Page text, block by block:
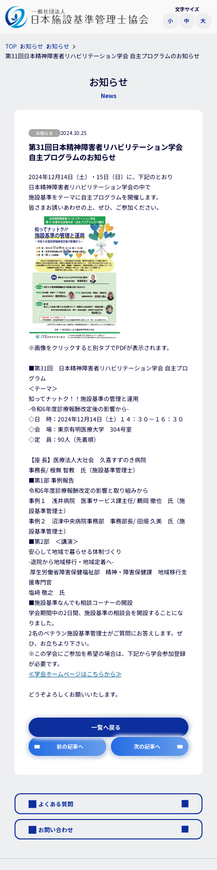
文字サイズ
小 中 大
TOP お知らせ お知らせ
第31回日本精神障害者リハビリテーション学会 自主プログラムのお知らせ
お知らせ
News
お知らせ 2024.10.25
第31回日本精神障害者リハビリテーション学会
自主プログラムのお知らせ
2024年12月14日（土）・15日（日）に、下記のとおり
日本精神障害者リハビリテーション学会の中で
施設基準をテーマに自主プログラムを開催します。
皆さまお誘いあわせの上、ぜひ、ご参加ください。
※画像をクリックすると別タブでPDFが表示されます。
■第31回 日本精神障害者リハビリテーション学会 自主プロ
グラム
＜テーマ＞
知ってナットク！！施設基準の管理と運用
-令和6年度診療報酬改定後の影響から-
◇日 時：2024年12月14日（土）１４：３０－１６：３０
◇会 場：東京有明医療大学 304号室
◇定 員：90人（先着順）
【座 長】医療法人大壮会 久喜すずのき病院
事務長/ 根無 智教 氏（施設基準管理士）
■第1部 事例報告
令和6年度診療報酬改定の影響と取り組みから
事例１ 浅井病院 医事サービス課主任/ 鶴岡 徹也 氏（施
設基準管理士）
事例２ 沼津中央病院事務部 事務部長/ 田畑 久美 氏（施
設基準管理士）
■第2部 ＜講演＞
安心して地域で暮らせる体制づくり
-退院から地域移行・地域定着へ-
厚生労働省障害保健福祉部 精神・障害保健課 地域移行支
援専門官
塩﨑 敬之 氏
■施設基準なんでも相談コーナーの開設
学会期間中の2日間、施設基準の相談会を開設することにな
りました。
2名のベテラン施設基準管理士がご質問にお答えします。ぜ
ひ、お立ちより下さい。
※この学会にご参加を希望の場合は、下記から学会参加登録
が必要です。
≪学会ホームページはこちらから≫
どうぞよろしくお願いいたします。
前の記事へ
一覧へ戻る
次の記事へ
よくある質問
お問い合わせ